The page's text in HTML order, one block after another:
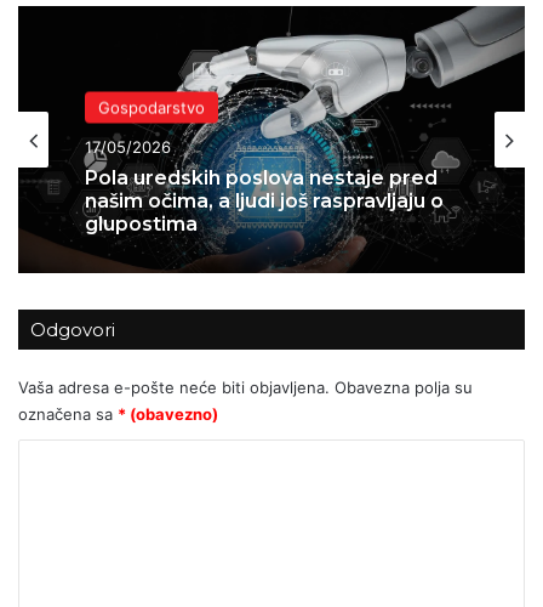
Gospodarstvo
17/05/2026
Pola uredskih poslova nestaje pred
glupostima
Kolumne i komentari
12/05/2026
Bakić: Hrvatsko tržište kapitala pred
eksplozijom?
Odgovori
Vaša adresa e-pošte neće biti objavljena. Obavezna polja su
označena sa * (obavezno)